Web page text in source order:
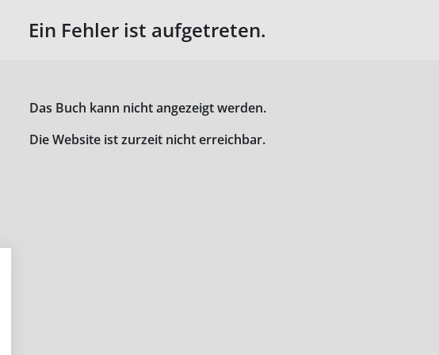
Ein Fehler ist aufgetreten.
Das Buch kann nicht angezeigt werden.
Die Website ist zurzeit nicht erreichbar.